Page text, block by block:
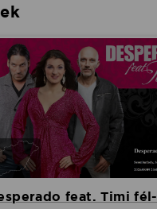
feat. Timi fél-